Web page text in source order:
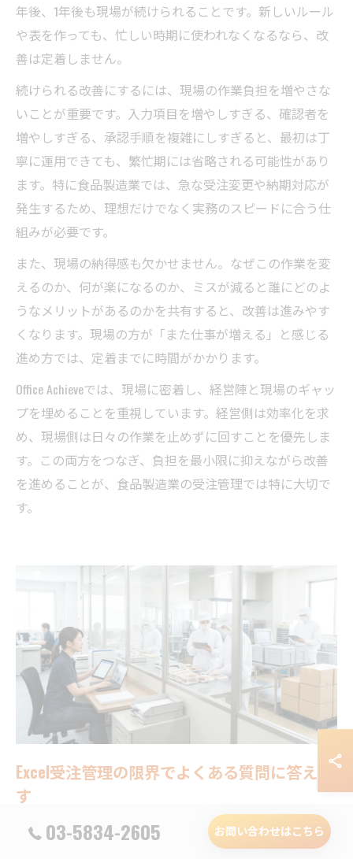
年後、1年後も現場が続けられることです。新しいルール
や表を作っても、忙しい時期に使われなくなるなら、改
善は定着しません。
続けられる改善にするには、現場の作業負担を増やさな
いことが重要です。入力項目を増やしすぎる、確認者を
増やしすぎる、承認手順を複雑にしすぎると、最初は丁
寧に運用できても、繁忙期には省略される可能性があり
ます。特に食品製造業では、急な受注変更や納期対応が
発生するため、理想だけでなく実務のスピードに合う仕
組みが必要です。
また、現場の納得感も欠かせません。なぜこの作業を変
えるのか、何が楽になるのか、ミスが減ると誰にどのよ
うなメリットがあるのかを共有すると、改善は進みやす
くなります。現場の方が「また仕事が増える」と感じる
進め方では、定着までに時間がかかります。
Office Achieveでは、現場に密着し、経営陣と現場のギャッ
プを埋めることを重視しています。経営側は効率化を求
め、現場側は日々の作業を止めずに回すことを優先しま
す。この両方をつなぎ、負担を最小限に抑えながら改善
を進めることが、食品製造業の受注管理では特に大切で
す。
Excel受注管理の限界でよくある質問に答えま
す
Excelのまま改善できる会社もありますか
03-5834-2605 お問い合わせはこちら